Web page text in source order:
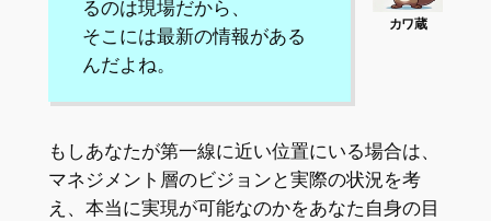
るのは現場だから、
そこには最新の情報がある
んだよね。
もしあなたが第一線に近い位置にいる場合は、
マネジメント層のビジョンと実際の状況を考
え、本当に実現が可能なのかをあなた自身の目